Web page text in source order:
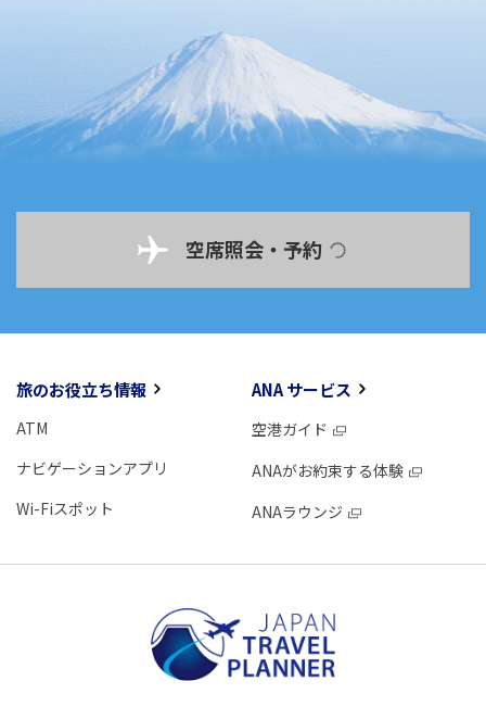
空席照会・予約
旅のお役立ち情報
ATM
ナビゲーションアプリ
Wi-Fiスポット
ANA サービス
空港ガイド
ANAがお約束する体験
ANAラウンジ